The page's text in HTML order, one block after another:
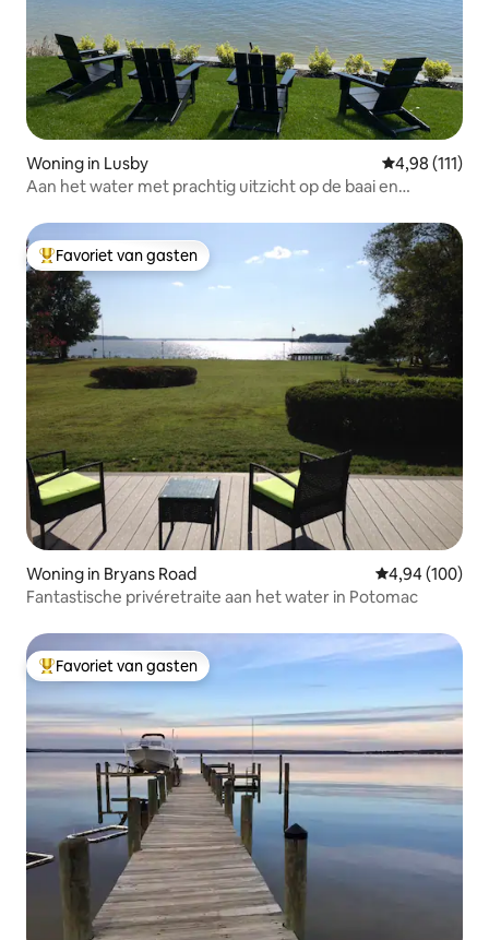
Woning in Lusby Gemiddelde
4,98 (111)
Aan het water met prachtig uitzicht op de baai en
Topfavoriet van gasten
Favoriet van gasten
Woning in Bryans Road Gemiddelde
4,94 (100)
Fantastische privéretraite aan het water in Potomac
Topfavoriet van gasten
Favoriet van gasten